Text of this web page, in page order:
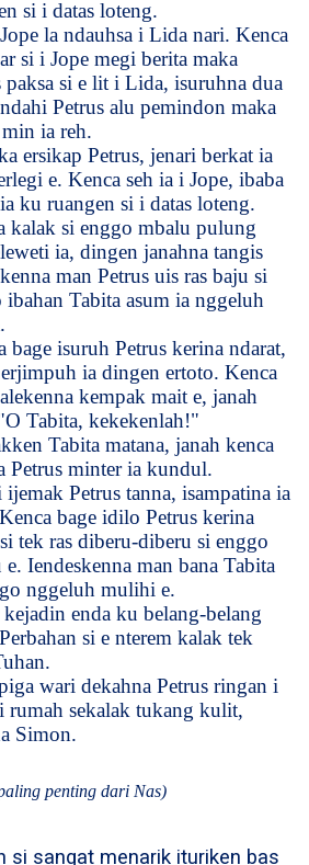
si i datas loteng.
la ndauhsa i Lida nari. Kenca
si i Jope megi berita maka
paksa si e lit i Lida, isuruhna dua
Petrus alu pemindon maka
min ia reh.
ersikap Petrus, jenari berkat ia
e. Kenca seh ia i Jope, ibaba
ku ruangen si i datas loteng.
kalak si enggo mbalu pulung
ia, dingen janahna tangis
man Petrus uis ras baju si
ibahan Tabita asum ia nggeluh
bage isuruh Petrus kerina ndarat,
ia dingen ertoto. Kenca
kempak mait e, janah
Tabita, kekekenlah!"
Tabita matana, janah kenca
Petrus minter ia kundul.
ijemak Petrus tanna, isampatina ia
bage idilo Petrus kerina
tek ras diberu-diberu si enggo
e. Iendeskenna man bana Tabita
nggeluh mulihi e.
enda ku belang-belang
si e nterem kalak tek
wari dekahna Petrus ringan i
rumah sekalak tukang kulit,
Simon.
penting dari Nas)
si sangat menarik ituriken bas